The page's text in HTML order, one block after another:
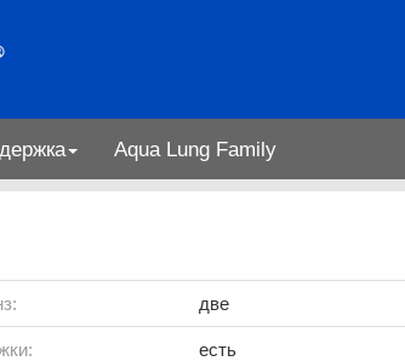
Aqua Lung Family
две
есть